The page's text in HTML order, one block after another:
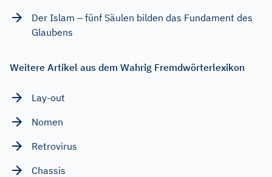
Der Islam – fünf Säulen bilden das Fundament des
Glaubens
Weitere Artikel aus dem Wahrig Fremdwörterlexikon
Lay-out
Nomen
Retrovirus
Chassis